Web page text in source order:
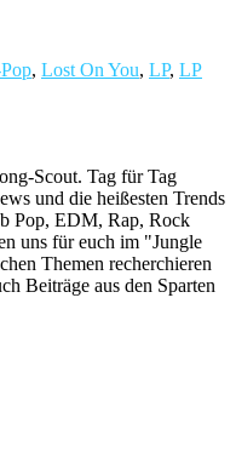
, Lost On You, LP, LP
Scout. Tag für Tag
und die heißesten Trends
Pop, EDM, Rap, Rock
uns für euch im "Jungle
Themen recherchieren
Beiträge aus den Sparten